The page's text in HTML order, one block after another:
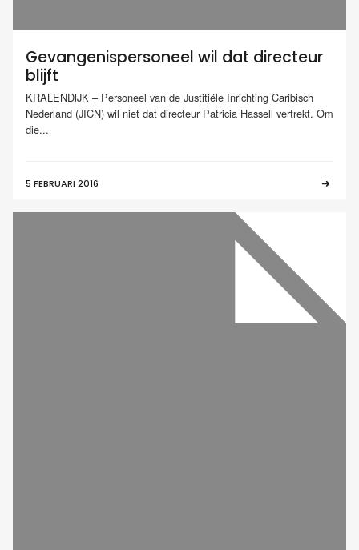
Gevangenispersoneel wil dat directeur
blijft
KRALENDIJK – Personeel van de Justitiële Inrichting Caribisch
Nederland (JICN) wil niet dat directeur Patricia Hassell vertrekt. Om
die...
5 FEBRUARI 2016